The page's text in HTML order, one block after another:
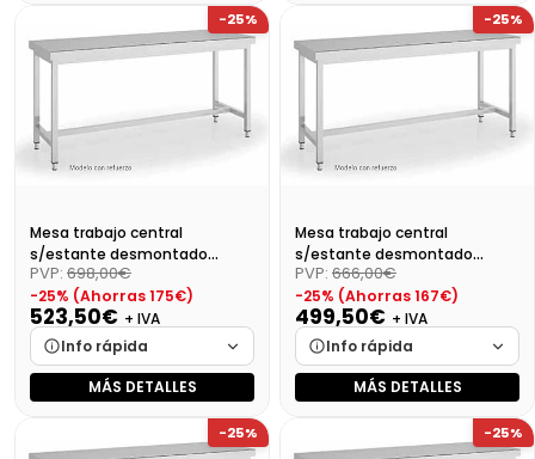
Cargando…
Disponibilidad
Cargando…
Cargando…
Disponibilidad
Cargando…
-25%
Mesa trabajo central
s/estante desmontado
Dim:2000X700X850 Mm
PVP: 698,00€
-25% (Ahorras 175€)
523,50€ + IVA
Info rápida
Marca
Cargando…
Cargando…
MÁS DETALLES
-25%
Mesa trabajo central
s/estante desmontado
Dim:1900X700X850 Mm
PVP: 666,00€
-25% (Ahorras 167€)
499,50€ + IVA
Info rápida
Marca
Cargando…
Cargando…
MÁS DETALLES
-25% -25%